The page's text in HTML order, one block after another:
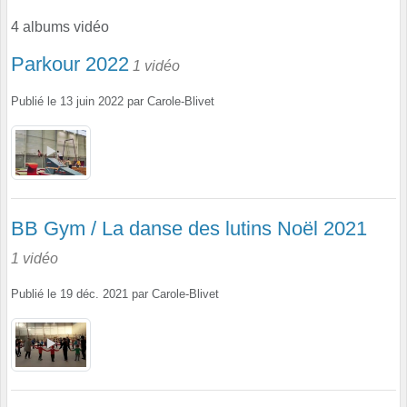
4 albums vidéo
Parkour 2022 1 vidéo
Publié le 13 juin 2022 par Carole-Blivet
BB Gym / La danse des lutins Noël 2021
1 vidéo
Publié le 19 déc. 2021 par Carole-Blivet